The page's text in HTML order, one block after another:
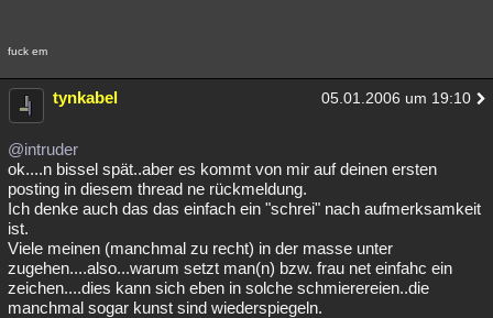
fuck em
tynkabel 05.01.2006 um 19:10
@intruder
ok....n bissel spät..aber es kommt von mir auf deinen ersten
posting in diesem thread ne rückmeldung.
Ich denke auch das das einfach ein "schrei" nach aufmerksamkeit
ist.
Viele meinen (manchmal zu recht) in der masse unter
zugehen....also...warum setzt man(n) bzw. frau net einfahc ein
zeichen....dies kann sich eben in solche schmierereien..die
manchmal sogar kunst sind wiederspiegeln.